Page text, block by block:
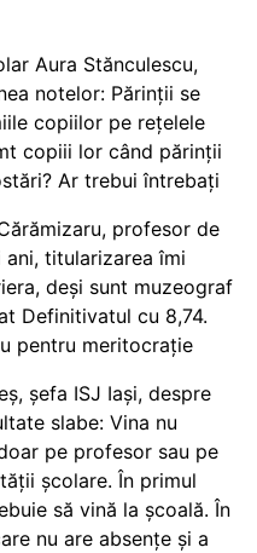
Aura Stănculescu,
notelor: Părinții se
copiilor pe rețelele
copiii lor când părinții
Ar trebui întrebați
profesor de
titularizarea îmi
deși sunt muzeograf
Definitivatul cu 8,74.
pentru meritocrație
șefa ISJ Iași, despre
slabe: Vina nu
pe profesor sau pe
școlare. În primul
să vină la școală. În
nu are absențe și a